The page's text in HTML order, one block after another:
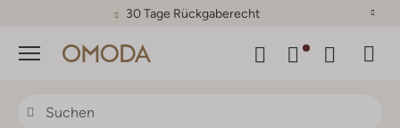
30 Tage Rückgaberecht
Menü